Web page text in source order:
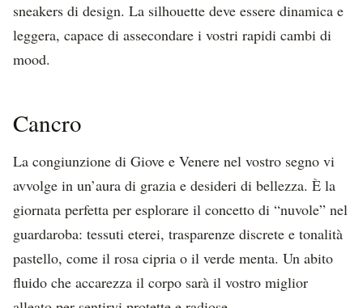
sneakers di design. La silhouette deve essere dinamica e
leggera, capace di assecondare i vostri rapidi cambi di
mood.
Cancro
La congiunzione di Giove e Venere nel vostro segno vi
avvolge in un’aura di grazia e desideri di bellezza. È la
giornata perfetta per esplorare il concetto di “nuvole” nel
guardaroba: tessuti eterei, trasparenze discrete e tonalità
pastello, come il rosa cipria o il verde menta. Un abito
fluido che accarezza il corpo sarà il vostro miglior